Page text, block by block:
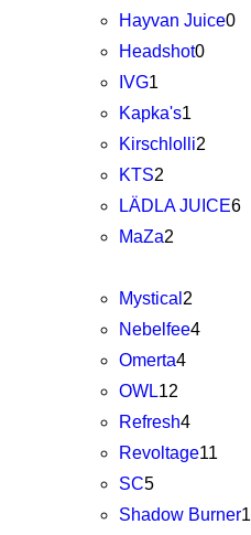
Hayvan Juice0
Headshot0
IVG1
Kapka's1
Kirschlolli2
KTS2
LÄDLA JUICE6
MaZa2
Mystical 2
Nebelfee4
Omerta4
OWL12
Refresh4
Revoltage11
SC5
Shadow Burner1